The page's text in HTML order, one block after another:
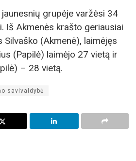
grupėje varžėsi 34
Iš Akmenės krašto geriausiai
Silvaško (Akmenė), laimėjęs
(Papilė) laimėjo 27 vietą ir
– 28 vietą.
savivaldybė